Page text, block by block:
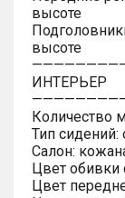
высоте
высоте
ИНТЕРЬЕР
Количество
Тип
Салон:
Цвет обивки
Цвет